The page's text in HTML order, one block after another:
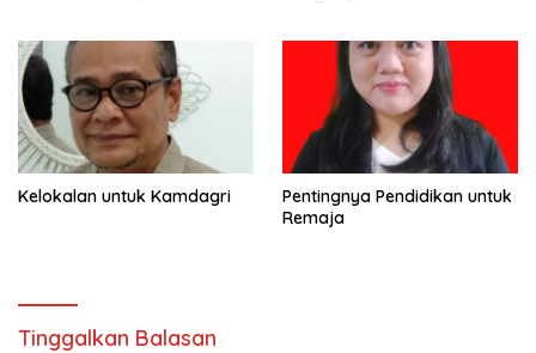
Tenggara
Kelokalan untuk Kamdagri
Pentingnya Pendidikan untuk
Remaja
Tinggalkan Balasan